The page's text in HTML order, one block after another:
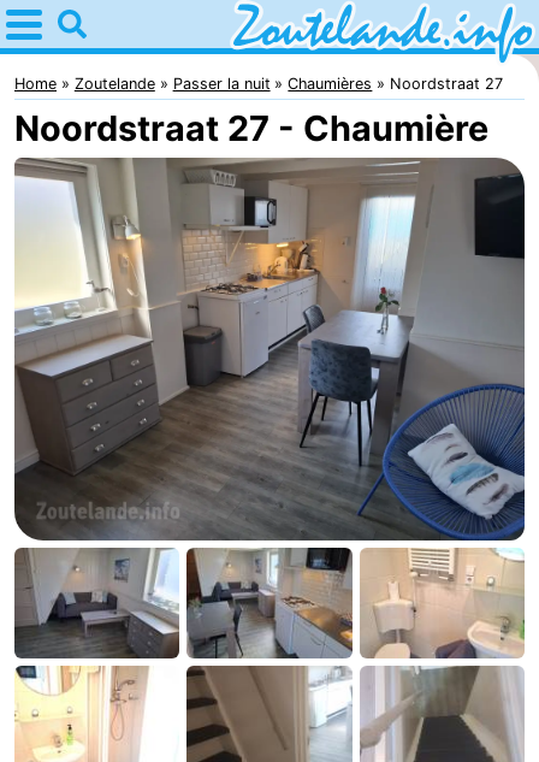
Home
Zoutelande
Astuces
enfants
Webcam
Webcam
Langstraat
Webcam
Plage
Passer
la
nuit
Appartements
-
Aparthotel
Zoutelande
Duinflat
-
Duinoord
-
Duinweg
-
Home Zoutelande Passer la nuit Chaumières Noordstraat 27
Noordstraat 27 - Chaumière